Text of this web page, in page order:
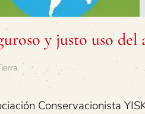
y justo uso del
.
Conservacionista